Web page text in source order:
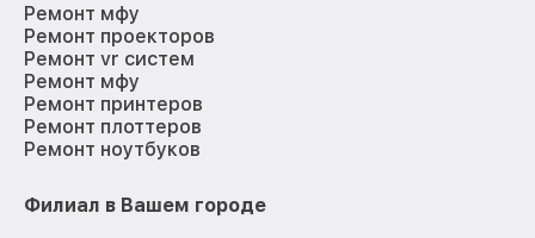
Ремонт мфу
Ремонт проекторов
Ремонт vr систем
Ремонт мфу
Ремонт принтеров
Ремонт плоттеров
Ремонт ноутбуков
Филиал в Вашем городе